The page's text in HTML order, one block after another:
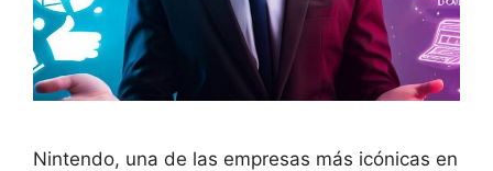
Nintendo, una de las empresas más icónicas en